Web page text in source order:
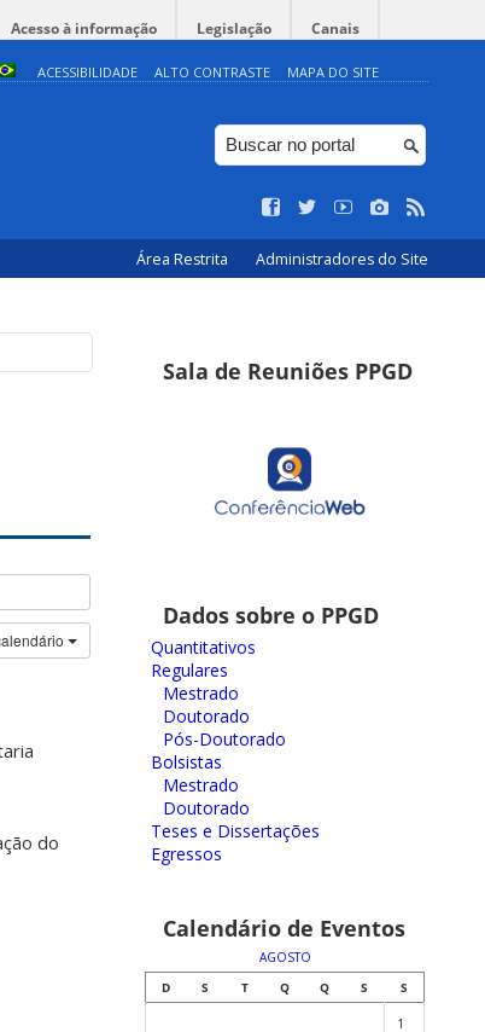
Acesso à informação Legislação Canais
ACESSIBILIDADE ALTO CONTRASTE MAPA DO SITE
Área Restrita Administradores do Site
do
Sala de Reuniões PPGD
Dados sobre o PPGD
Quantitativos
Regulares
Mestrado
Doutorado
Pós-Doutorado
Bolsistas
Mestrado
Doutorado
Teses e Dissertações
Egressos
Calendário de Eventos
AGOSTO
D
S T Q Q S S
1